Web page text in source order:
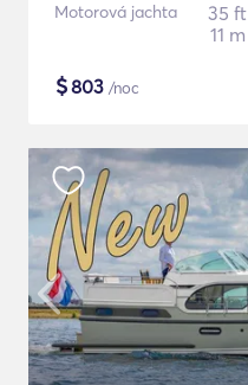
Motorová jachta
35 ft
11 m
$803 /noc